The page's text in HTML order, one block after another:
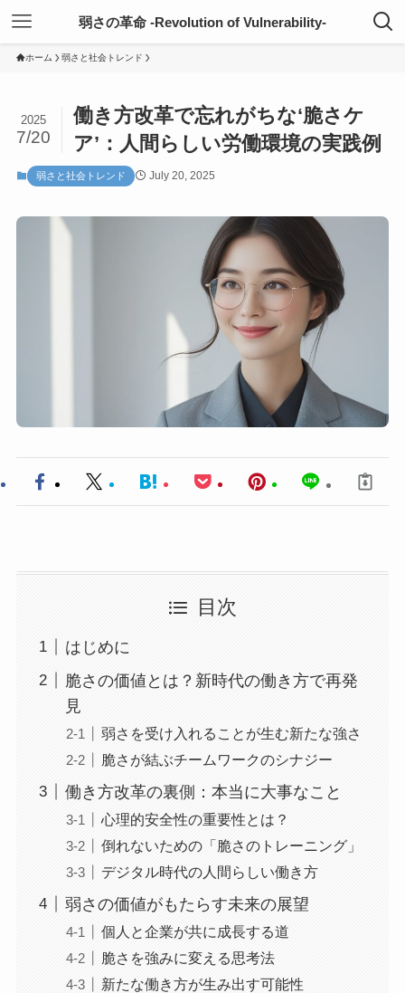
弱さの革命 -Revolution of Vulnerability-
ホーム 弱さと社会トレンド
働き方改革で忘れがちな‘脆さケ
ア’：人間らしい労働環境の実践例
2025
7/20
弱さと社会トレンド July 20, 2025
目次
はじめに
脆さの価値とは？新時代の働き方で再発
見
弱さを受け入れることが生む新たな強さ
脆さが結ぶチームワークのシナジー
働き方改革の裏側：本当に大事なこと
心理的安全性の重要性とは？
倒れないための「脆さのトレーニング」
デジタル時代の人間らしい働き方
弱さの価値がもたらす未来の展望
個人と企業が共に成長する道
脆さを強みに変える思考法
新たな働き方が生み出す可能性